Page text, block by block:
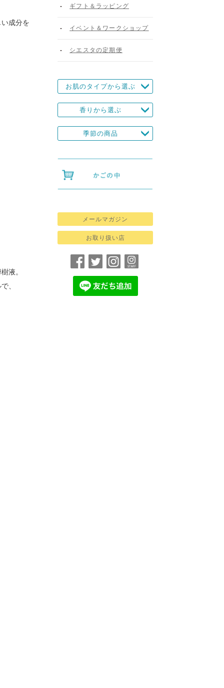
成分を
液。
、
ギフト＆ラッピング
イベント＆ワークショップ
シエスタの定期便
お肌のタイプから選ぶ
香りから選ぶ
季節の商品
メールマガジン
お取り扱い店